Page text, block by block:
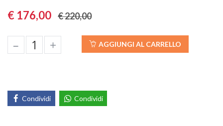
€ 176,00 € 220,00
– + AGGIUNGI AL CARRELLO
Condividi Condividi